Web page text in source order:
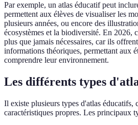
Par exemple, un atlas éducatif peut
permettent aux élèves de visualiser les
plusieurs années, ou encore des
écosystèmes et la biodiversité. En 2026,
plus que jamais nécessaires, car ils
informations théoriques, permettant aux
comprendre leur environnement.
Les différents types
Il existe plusieurs types d'atlas éducatifs,
caractéristiques propres. Les principaux